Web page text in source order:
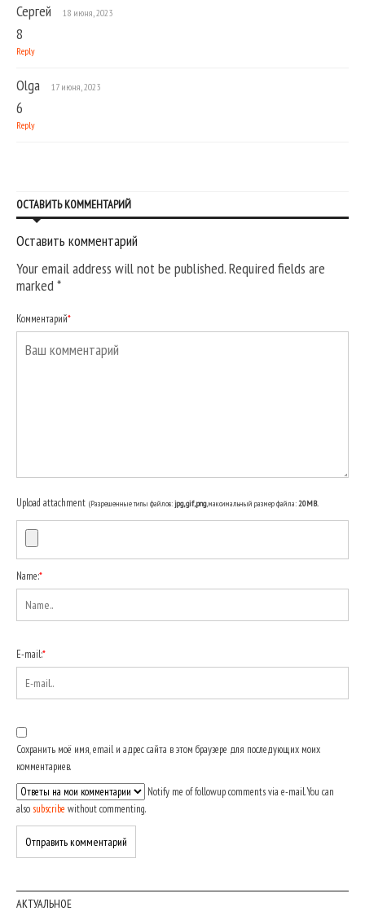
Сергей 18 июня, 2023
8
Reply
Olga 17 июня, 2023
6
Reply
ОСТАВИТЬ КОММЕНТАРИЙ
Оставить комментарий
Your email address will not be published. Required fields are
marked*
Комментарий*
Upload attachment (Разрешенные типы файлов:jpg, gif, png, максимальный размер файла: 20MB.
Name:*
E-mail:*
Сохранить моё имя, email и адрес сайта в этом браузере для последующих моих
комментариев.
Notify me of followup comments via e-mail. You can
also subscribe without commenting.
АКТУАЛЬНОЕ